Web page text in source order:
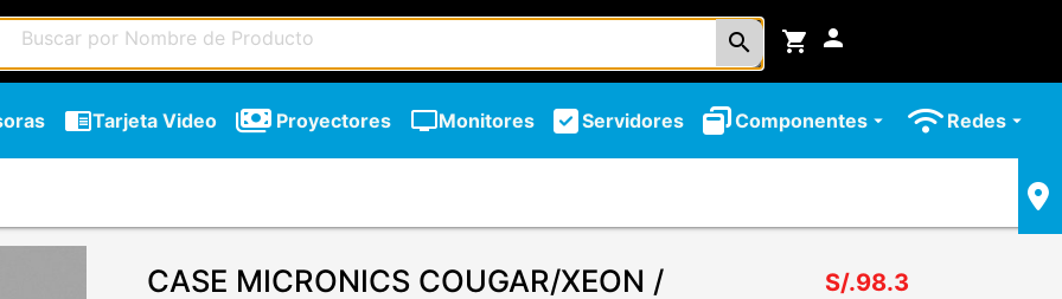
search shopping_cart person
chrome_reader_modeTarjeta Video Proyectores tvMonitores Servidores Componentesarrow_drop_down Redes arrow_drop_down
CASE MICRONICS COUGAR/XEON /
S/.98.3